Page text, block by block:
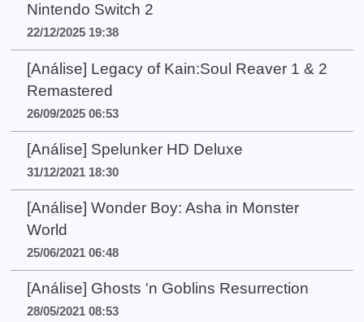
Nintendo Switch 2
22/12/2025 19:38
[Análise] Legacy of Kain:Soul Reaver 1 & 2
Remastered
26/09/2025 06:53
[Análise] Spelunker HD Deluxe
31/12/2021 18:30
[Análise] Wonder Boy: Asha in Monster
World
25/06/2021 06:48
[Análise] Ghosts 'n Goblins Resurrection
28/05/2021 08:53